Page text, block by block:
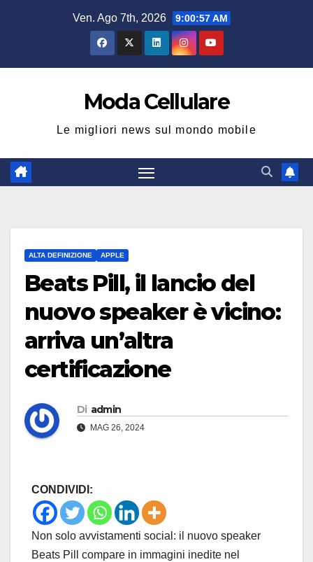
Ven. Ago 7th, 2026 9:00:57 AM
Moda Cellulare
Le migliori news sul mondo mobile
ALTA DEFINIZIONE APPLE
Beats Pill, il lancio del
nuovo speaker è vicino:
arriva un’altra
certificazione
Di admin
MAG 26, 2024
CONDIVIDI:
Non solo avvistamenti social: il nuovo speaker
Beats Pill compare in immagini inedite nel